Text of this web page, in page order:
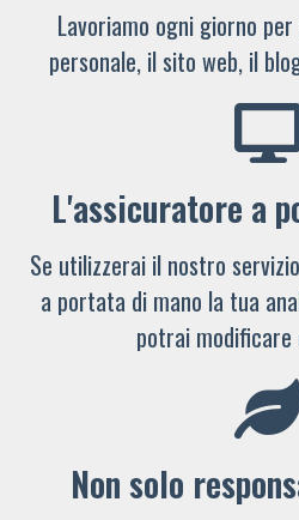
Lavoriamo ogni giorno
personale, il sito web, il
L'assicuratore a
Se utilizzerai il nostro
a portata di mano la tua
potrai modificare
Non solo